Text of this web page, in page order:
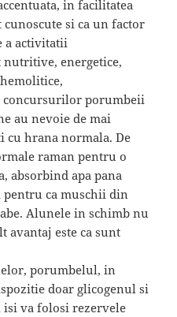
in facilitatea
si ca un factor
a activitatii
energetice,
porumbeii
au nevoie de mai
cu hrana normala. De
raman pentru o
absorbind apa pana
ca muschii din
Alunele in schimb nu
avantaj este ca sunt
porumbelul, in
doar glicogenul si
isi va folosi rezervele